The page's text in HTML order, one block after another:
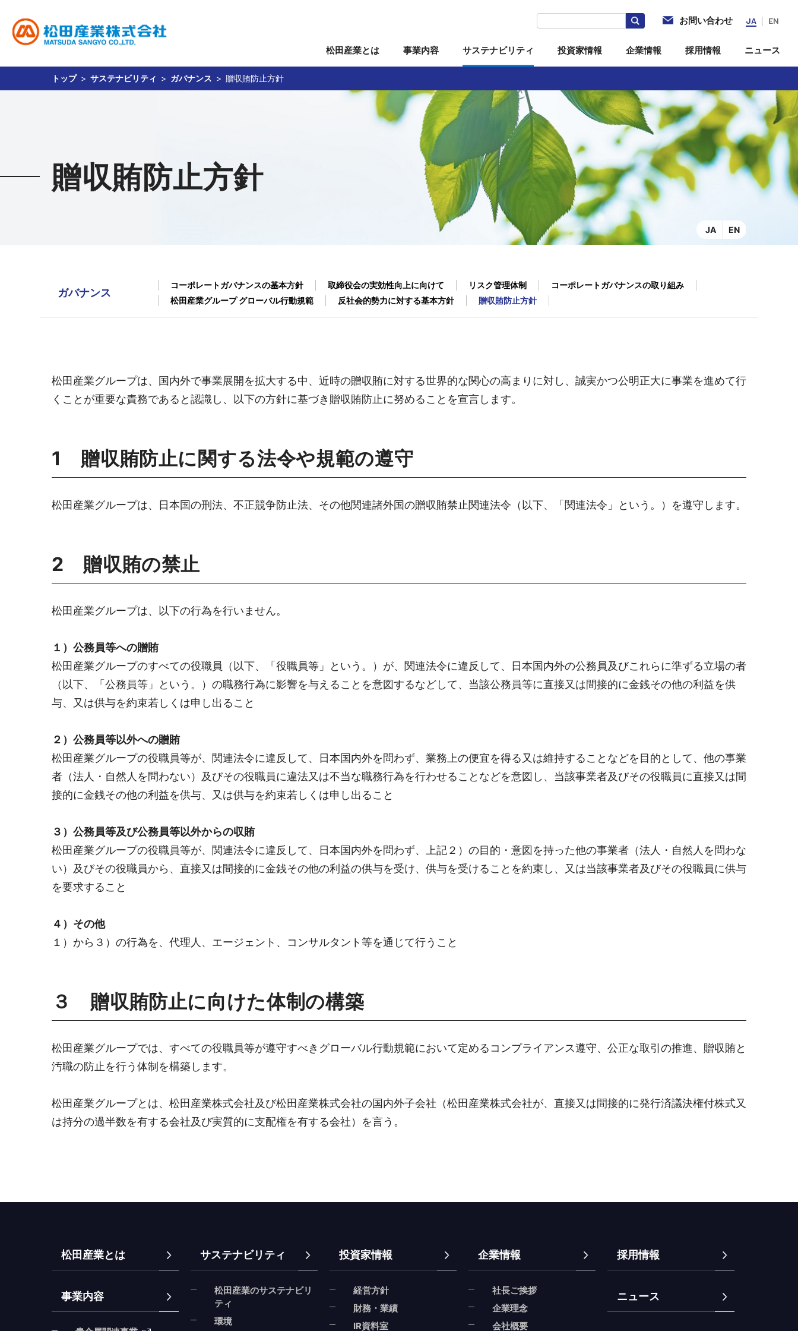
トップ サステナビリティ ガバナンス 贈収賄防止方針
贈収賄防止方針
JA EN
ガバナンス
コーポレートガバナンスの基本方針 取締役会の実効性向上に向けて リスク管理体制
コーポレートガバナンスの取り組み
松田産業グループ グローバル行動規範
反社会的勢力に対する基本方針 贈収賄防止方針
松田産業グループは、国内外で事業展開を拡大する中、近時の贈収賄に対する世界的な関心の高まりに対し、誠実かつ公明正大に事業を進めて行
くことが重要な責務であると認識し、以下の方針に基づき贈収賄防止に努めることを宣言します。
1 贈収賄防止に関する法令や規範の遵守
松田産業グループは、日本国の刑法、不正競争防止法、その他関連諸外国の贈収賄禁止関連法令（以下、「関連法令」という。）を遵守します。
2 贈収賄の禁止
松田産業グループは、以下の行為を行いません。
１）公務員等への贈賄
松田産業グループのすべての役職員（以下、「役職員等」という。）が、関連法令に違反して、日本国内外の公務員及びこれらに準ずる立場の者
（以下、「公務員等」という。）の職務行為に影響を与えることを意図するなどして、当該公務員等に直接又は間接的に金銭その他の利益を供
与、又は供与を約束若しくは申し出ること
２）公務員等以外への贈賄
松田産業グループの役職員等が、関連法令に違反して、日本国内外を問わず、業務上の便宜を得る又は維持することなどを目的として、他の事業
者（法人・自然人を問わない）及びその役職員に違法又は不当な職務行為を行わせることなどを意図し、当該事業者及びその役職員に直接又は間
接的に金銭その他の利益を供与、又は供与を約束若しくは申し出ること
３）公務員等及び公務員等以外からの収賄
松田産業グループの役職員等が、関連法令に違反して、日本国内外を問わず、上記２）の目的・意図を持った他の事業者（法人・自然人を問わな
い）及びその役職員から、直接又は間接的に金銭その他の利益の供与を受け、供与を受けることを約束し、又は当該事業者及びその役職員に供与
を要求すること
４）その他
１）から３）の行為を、代理人、エージェント、コンサルタント等を通じて行うこと
３ 贈収賄防止に向けた体制の構築
松田産業グループでは、すべての役職員等が遵守すべきグローバル行動規範において定めるコンプライアンス遵守、公正な取引の推進、贈収賄と
汚職の防止を行う体制を構築します。
松田産業グループとは、松田産業株式会社及び松田産業株式会社の国内外子会社（松田産業株式会社が、直接又は間接的に発行済議決権付株式又
は持分の過半数を有する会社及び実質的に支配権を有する会社）を言う。
松田産業とは
事業内容
サステナビリティ
松田産業のサステナビリ
ティ
環境
投資家情報
経営方針
財務・業績
IR資料室
企業情報
社長ご挨拶
企業理念
会社概要
採用情報
ニュース
お問い合わせ JA EN
松田産業とは 事業内容 サステナビリティ
個人投資家の皆様へ IRカレンダー 電子公告
投資家向けQ＆A
免責事項
投資家情報
事業所 国内関係会社 海外拠点・現地法人
企業情報 採用情報 ニュース